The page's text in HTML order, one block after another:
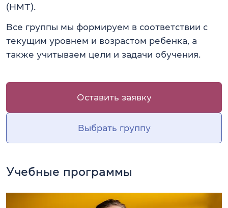
(НМТ).
Все группы мы формируем в соответствии с
текущим уровнем и возрастом ребенка, а
также учитываем цели и задачи обучения.
Оставить заявку
Выбрать группу
Учебные программы